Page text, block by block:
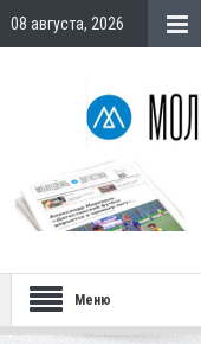
08 августа, 2026
Меню